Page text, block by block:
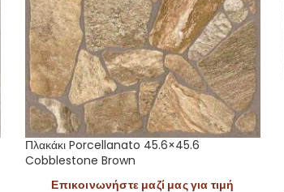
Πλακάκι Porcellanato 45.6×45.6
Cobblestone Brown
Επικοινωνήστε μαζί μας για τιμή